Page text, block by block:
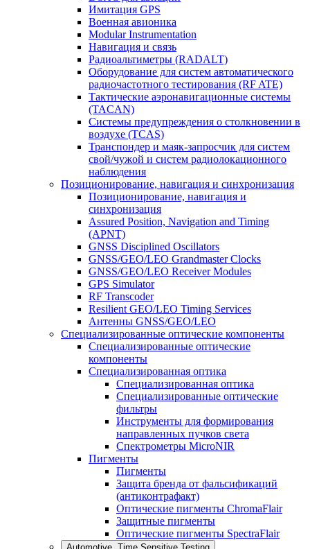
Имитация GPS
Военная авионика
Modular Instrumentation
Навигация и связь
Радиоальтиметры (RADALT)
Оборудование для систем автоматического
радиочастотного тестирования (RF ATE)
Тактические аэронавигационные системы
(TACAN)
Системы предупреждения о столкновении в
воздухе (TCAS)
Транспондер и маяк-запросчик для систем
свой/чужой и систем радиолокационного
наблюдения
Позиционирование, навигация и синхронизация
Позиционирование, навигация и
синхронизация
Assured Position, Navigation and Timing
(APNT)
GNSS Disciplined Oscillators
GNSS/GEO/LEO Grandmaster Clocks
GNSS/GEO/LEO Receiver Modules
GPS Simulator
RF Transcoder
Resilient GEO/LEO Timing Services
Антенны GNSS/GEO/LEO
Специализированные оптические компоненты
Специализированные оптические
компоненты
Специализированная оптика
Специализированная оптика
Специализированные оптические
фильтры
Инструменты для формирования
направленных пучков света
Спектрометры MicroNIR
Пигменты
Пигменты
Защита бренда от фальсификаций
(антиконтрафакт)
Оптические пигменты ChromaFlair
Защитные пигменты
Оптические пигменты SpectraFlair